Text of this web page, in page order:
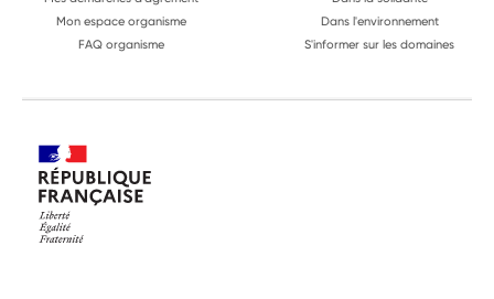
Mon espace organisme
FAQ organisme
Dans l'environnement
S'informer sur les domaines